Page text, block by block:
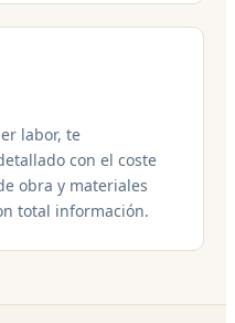
labor, te
con el coste
obra y materiales
total información.